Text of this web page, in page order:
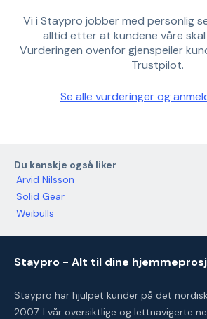
Vi i Staypro jobber med personlig
alltid etter at kundene våre
Vurderingen ovenfor gjenspeiler
Trustpilot.
Se alle vurderinger og
Du kanskje også liker
Arvid Nilsson
Solid Gear
Weibulls
Staypro - Alt til dine
Staypro har hjulpet kunder på det
2007. I vår oversiktlige og lettnavigerte